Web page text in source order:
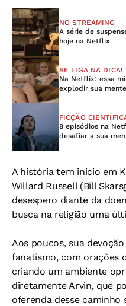
NO STREAMING
A série de
hoje na Netflix
SE LIGA NA DICA!
Na Netflix: essa
explodir sua mente
FICÇÃO
8 episódios na
desafiar a sua
A história tem início em
Willard Russell (Bill
desespero diante da
busca na religião uma
Aos poucos, sua
fanatismo, com orações
criando um ambiente
diretamente Arvin, que
oferenda desse caminho